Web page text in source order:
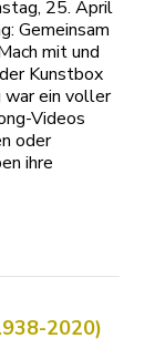
25. April
Gemeinsam
mit und
Kunstbox
war ein voller
Videos
oder
ihre
2020)